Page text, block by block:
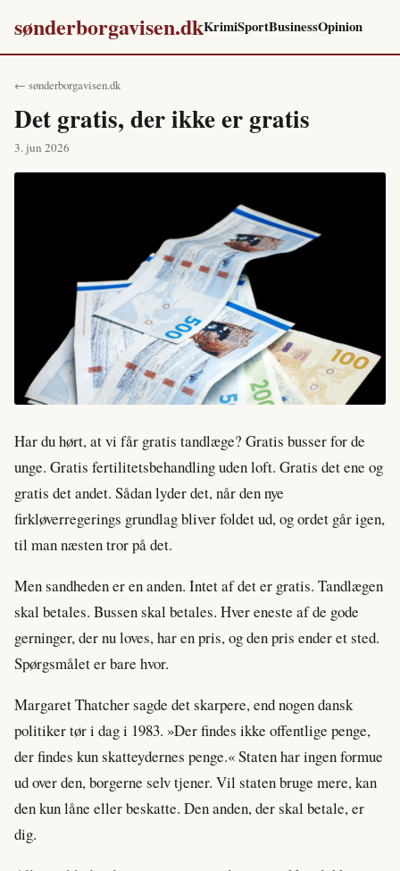
sønderborgavisen.dkKrimiSportBusinessOpinion
← sønderborgavisen.dk
Det gratis, der ikke er gratis
3. jun 2026
Har du hørt, at vi får gratis tandlæge? Gratis busser for de
unge. Gratis fertilitetsbehandling uden loft. Gratis det ene og
gratis det andet. Sådan lyder det, når den nye
firkløverregerings grundlag bliver foldet ud, og ordet går igen,
til man næsten tror på det.
Men sandheden er en anden. Intet af det er gratis. Tandlægen
skal betales. Bussen skal betales. Hver eneste af de gode
gerninger, der nu loves, har en pris, og den pris ender et sted.
Spørgsmålet er bare hvor.
Margaret Thatcher sagde det skarpere, end nogen dansk
politiker tør i dag i 1983. »Der findes ikke offentlige penge,
der findes kun skatteydernes penge.« Staten har ingen formue
ud over den, borgerne selv tjener. Vil staten bruge mere, kan
den kun låne eller beskatte. Den anden, der skal betale, er
dig.